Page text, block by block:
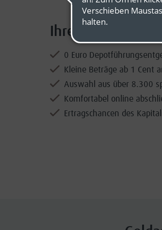
Ihre Vorteile im
0 Euro
Kleine Beträge ab 1 Cent
Auswahl aus über 8.300
Komfortabel online
Ertragschancen des